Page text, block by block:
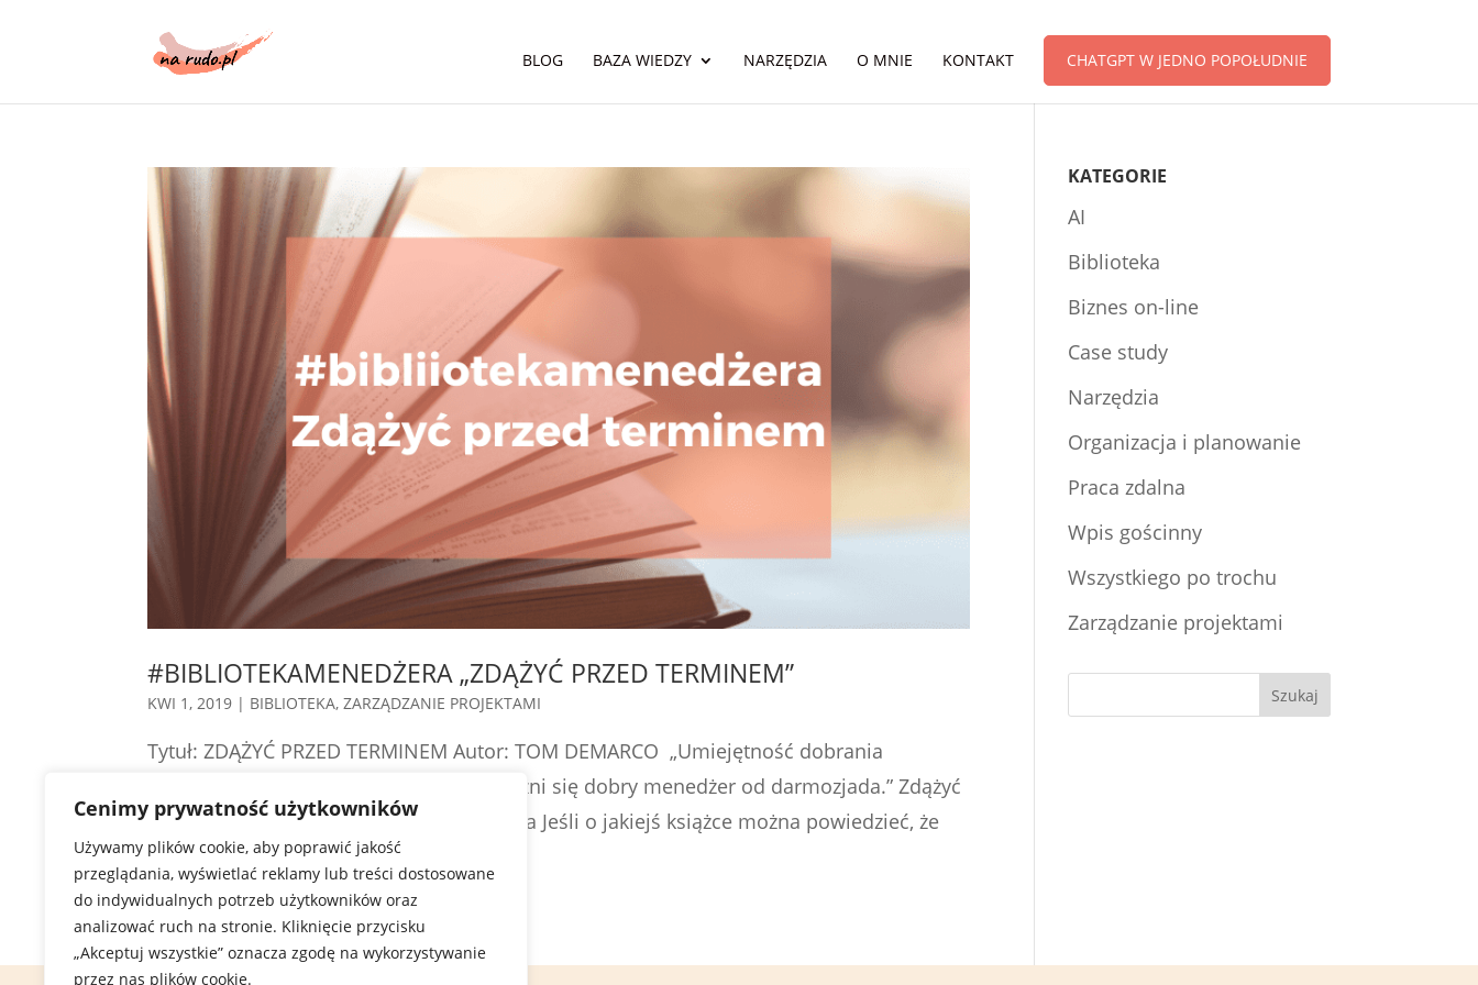
Cenimy prywatność użytkowników
Używamy plików cookie, aby poprawić jakość
przeglądania, wyświetlać reklamy lub treści dostosowane
do indywidualnych potrzeb użytkowników oraz
analizować ruch na stronie. Kliknięcie przycisku
„Akceptuj wszystkie” oznacza zgodę na wykorzystywanie
przez nas plików cookie.
BLOG BAZA WIEDZY NARZĘDZIA O MNIE KONTAKT CHATGPT W JEDNO POPOŁUDNIE
#BIBLIOTEKAMENEDŻERA „ZDĄŻYĆ PRZED TERMINEM”
KWI 1, 2019 | BIBLIOTEKA,ZARZĄDZANIE PROJEKTAMI
Tytuł: ZDĄŻYĆ PRZED TERMINEM Autor: TOM DEMARCO „Umiejętność dobrania
właściwych ludzi do danej pracy. Tym różni się dobry menedżer od darmozjada.” Zdążyć
przed terminem” Tom DeMarco – recenzja Jeśli o jakiejś książce można powiedzieć, że
każdy...
KATEGORIE
AI
Biblioteka
Biznes on-line
Case study
Narzędzia
Organizacja i planowanie
Praca zdalna
Wpis gościnny
Wszystkiego po trochu
Zarządzanie projektami
Szukaj